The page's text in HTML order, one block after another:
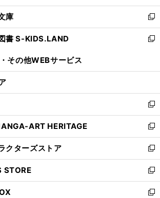
開
く
ウ
で
開
く
ン
ド
ウ
で
ウ
ィ
ン
ド
開
庫
新
し
い
ン
ウ
で
開
く
書 S-KIDS.LAND
新
ウ
ン
ド
ウ
で
開
く
その他WEBサービス
新
し
い
ウ
ィ
ン
ド
ウ
で
ART HERITAGE
新
し
い
ウ
ィ
ン
ド
クターズストア
新
し
い
ウ
ィ
STORE
新
し
い
新